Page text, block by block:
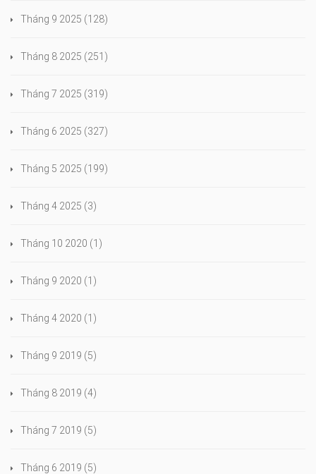
Tháng 9 2025 (128)
Tháng 8 2025 (251)
Tháng 7 2025 (319)
Tháng 6 2025 (327)
Tháng 5 2025 (199)
Tháng 4 2025 (3)
Tháng 10 2020 (1)
Tháng 9 2020 (1)
Tháng 4 2020 (1)
Tháng 9 2019 (5)
Tháng 8 2019 (4)
Tháng 7 2019 (5)
Tháng 6 2019 (5)